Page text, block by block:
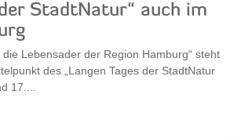
der StadtNatur“ auch im
Lebensader der Region Hamburg“ steht
des „Langen Tages der StadtNatur
17....